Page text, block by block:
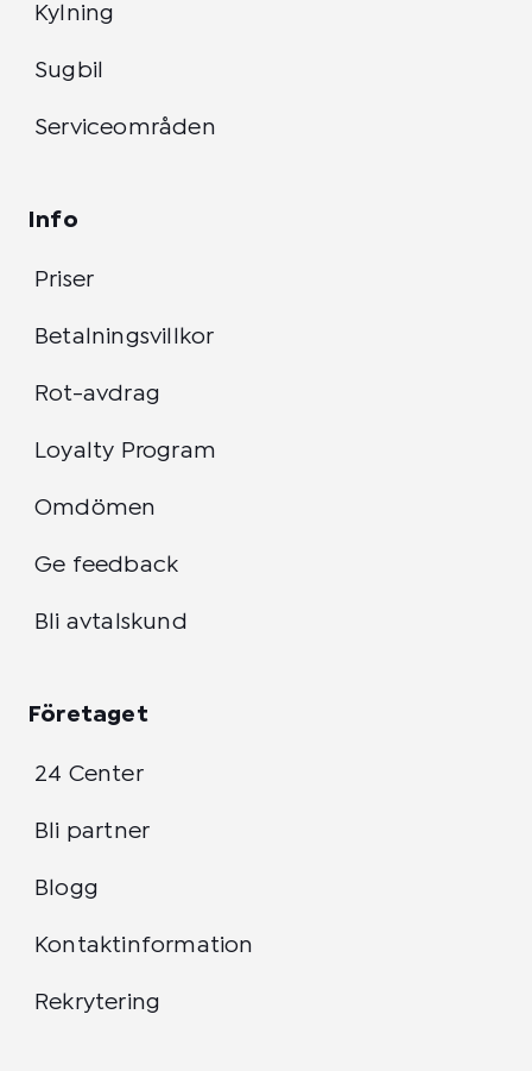
Kylning
Sugbil
Serviceområden
Info
Priser
Betalningsvillkor
Rot-avdrag
Loyalty Program
Omdömen
Ge feedback
Bli avtalskund
Företaget
24 Center
Bli partner
Blogg
Kontaktinformation
Rekrytering